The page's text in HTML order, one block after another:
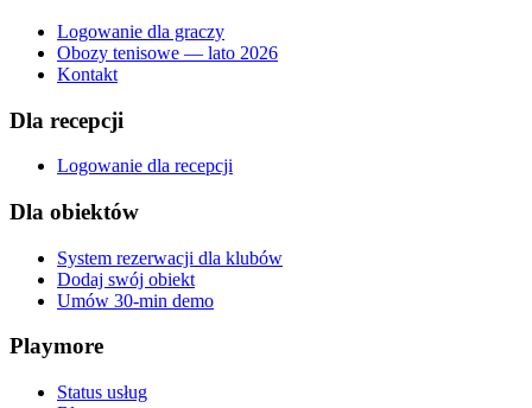
Logowanie dla graczy
Obozy tenisowe — lato 2026
Kontakt
Dla recepcji
Logowanie dla recepcji
Dla obiektów
System rezerwacji dla klubów
Dodaj swój obiekt
Umów 30-min demo
Playmore
Status usług